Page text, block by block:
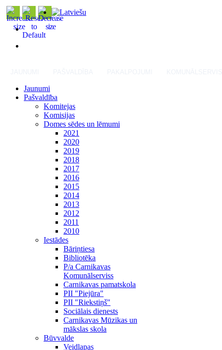
Jaunumi
Pašvaldība
Komitejas
Komisijas
Domes sēdes un lēmumi
2021
2020
2019
2018
2017
2016
2015
2014
2013
2012
2011
2010
Iestādes
Bāriņtiesa
Bibliotēka
P/a Carnikavas
Komunālserviss
Carnikavas pamatskola
PII "Piejūra"
PII "Riekstiņš"
Sociālais dienests
Carnikavas Mūzikas un
mākslas skola
Būvvalde
Veidlapas